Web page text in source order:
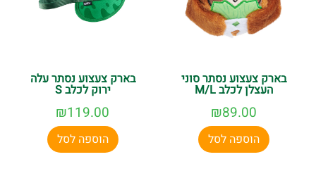
בארק צעצוע נסתר סוני
העצלן לכלב M/L
₪89.00
הוספה לסל
בארק צעצוע נסתר עלה
ירוק לכלב S
₪119.00
הוספה לסל